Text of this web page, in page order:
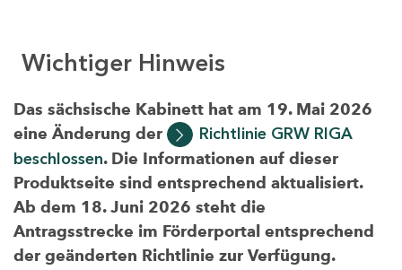
Wichtiger Hinweis
Das sächsische Kabinett hat am 19. Mai 2026
eine Änderung der
Richtlinie GRW RIGA
beschlossen. Die Informationen auf dieser
Produktseite sind entsprechend aktualisiert.
Ab dem 18. Juni 2026 steht die
Antragsstrecke im Förderportal entsprechend
der geänderten Richtlinie zur Verfügung.